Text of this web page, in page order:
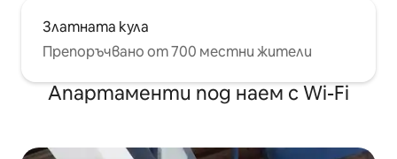
Златната кула
Препоръчвано от 700 местни жители
Апартаменти под наем с Wi-Fi